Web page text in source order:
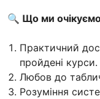
🔍 Що ми
Практичний
пройдені курси.
Любов до
Розуміння